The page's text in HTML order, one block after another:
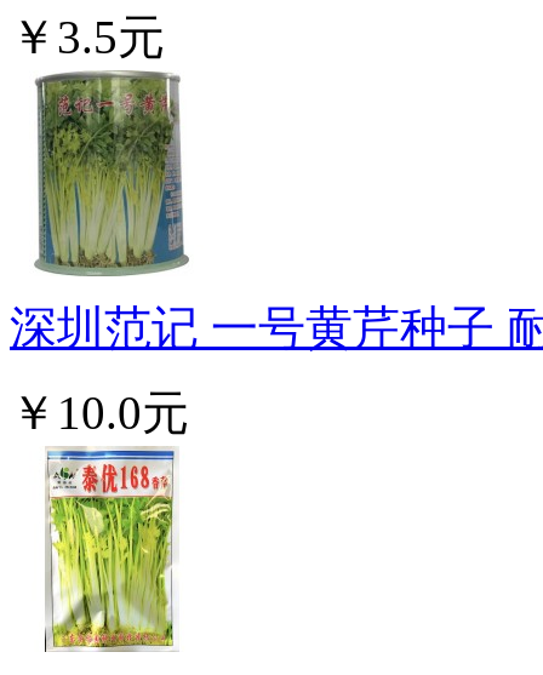
￥3.5元
深圳范记 一号黄芹种子
￥10.0元